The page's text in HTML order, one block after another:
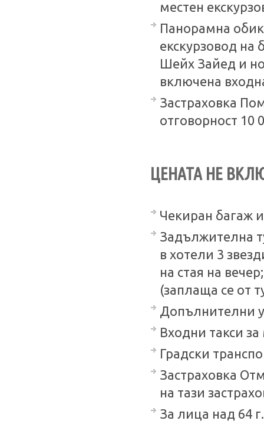
местен
Панорамна
екскурзовод на
Шейх Зайед и
включена
Застраховка
отговорност 10
ЦЕНАТА НЕ
Чекиран багаж
Задължителна
в хотели 3
на стая на
(заплаща се от
Допълнителни
Входни такси
Градски
Застраховка
на тази
За лица над 64